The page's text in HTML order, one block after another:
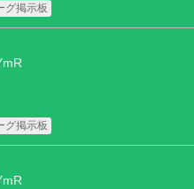
グ掲示板
グ掲示板